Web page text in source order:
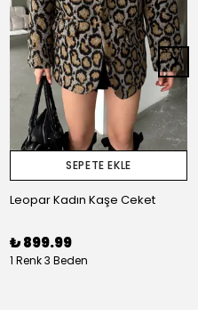
SEPETE EKLE
Leopar Kadın Kaşe Ceket
₺ 899.99
1 Renk 3 Beden